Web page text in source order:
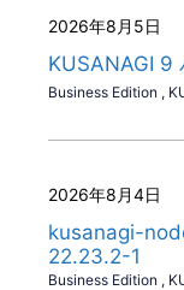
2026年8月5日
KUSANAGI 9
Business Edition ,
2026年8月4日
kusanagi-
22.23.2-1
Business Edition ,